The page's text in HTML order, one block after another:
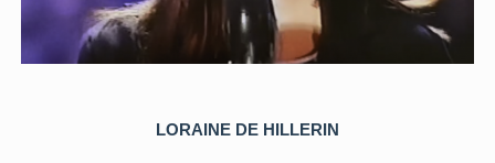
LORAINE DE HILLERIN